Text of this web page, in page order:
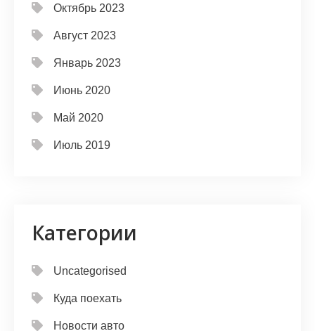
Октябрь 2023
Август 2023
Январь 2023
Июнь 2020
Май 2020
Июль 2019
Категории
Uncategorised
Куда поехать
Новости авто